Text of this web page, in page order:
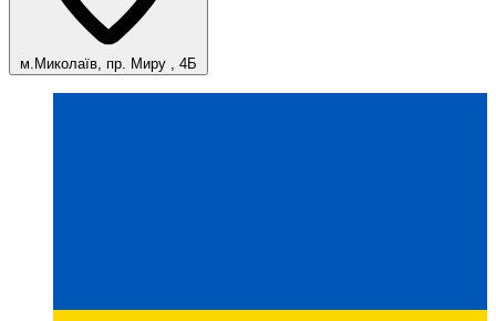
м.Миколаїв, пр. Миру , 4Б